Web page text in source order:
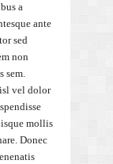
a
ante
sed
non
sem.
vel dolor
mollis
Donec